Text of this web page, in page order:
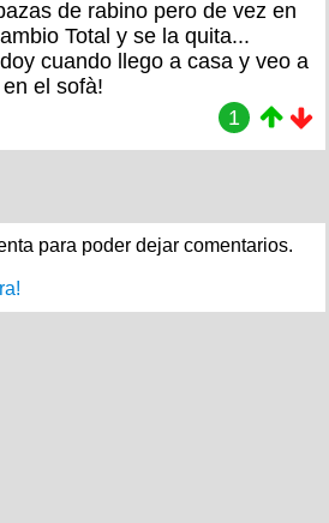
de rabino pero de vez en
Total y se la quita...
cuando llego a casa y veo a
el sofà!
1
para poder dejar comentarios.